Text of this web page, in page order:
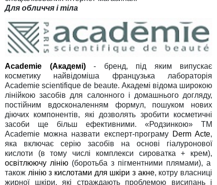
Для обличчя і тіла
Academie (Академі)- бренд, під яким випускає
косметику найвідоміша французька лабораторія
Academie scientifique de beaute. Академі відома широкою
лінійкою засобів для салонного і домашнього догляду,
постійним вдосконаленням формул, пошуком нових
діючих компонентів, які дозволять зробити косметичні
засоби ще більш ефективними. «Родзинкою» TM
Academie можна назвати експерт-програмуDerm Acte,
яка включає серію засобів на основі гіалуронової
кислоти (в тому числі комплекси сироватка + крем),
освітлюючу лінію (боротьба з пігментними плямами), а
також лінію з кислотами для шкіри з акне, котру власниці
жирної шкіри, які страждають проблемою висипань і